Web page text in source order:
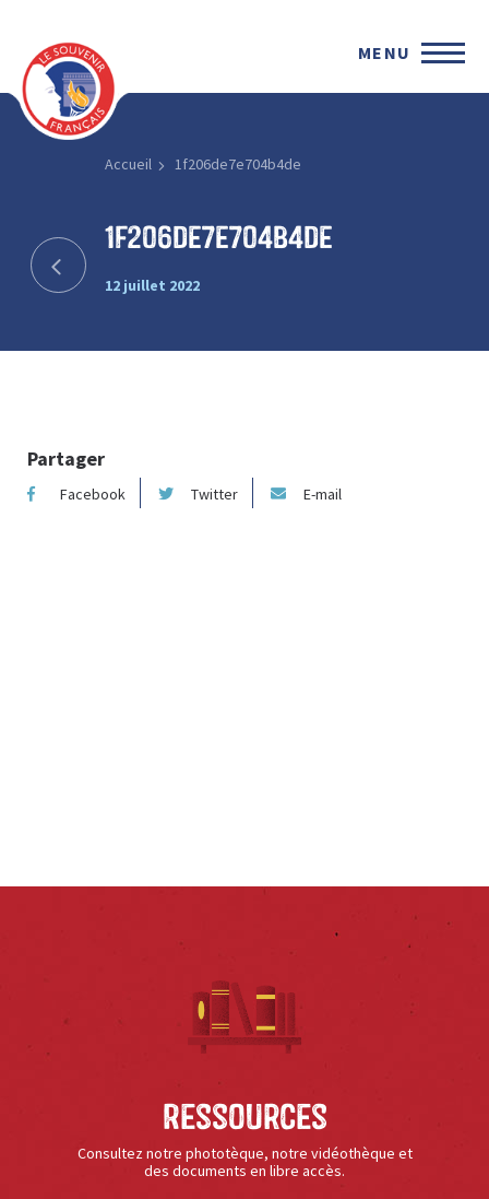
MENU
Accueil 1f206de7e704b4de
1f206de7e704b4de
12 juillet 2022
Partager
Facebook Twitter E-mail
Ressources
Consultez notre phototèque, notre vidéothèque et
des documents en libre accès.